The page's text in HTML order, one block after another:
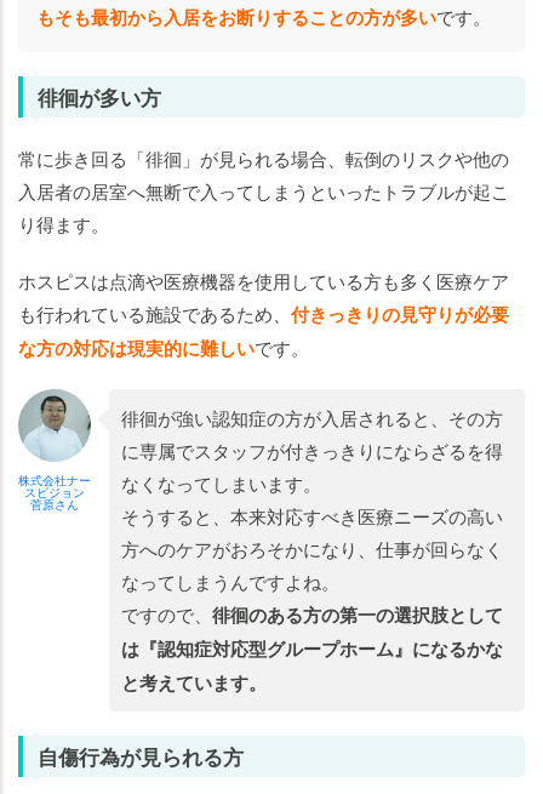
もそも最初から入居をお断りすることの方が多いです。
徘徊が多い方
常に歩き回る「徘徊」が見られる場合、転倒のリスクや他の
入居者の居室へ無断で入ってしまうといったトラブルが起こ
り得ます。
ホスピスは点滴や医療機器を使用している方も多く医療ケア
も行われている施設であるため、 付きっきりの見守りが必要
な方の対応は現実的に難しいです。
株式会社ナー
スビジョン
菅原さん
徘徊が強い認知症の方が入居されると、その方
に専属でスタッフが付きっきりにならざるを得
なくなってしまいます。
そうすると、本来対応すべき医療ニーズの高い
方へのケアがおろそかになり、仕事が回らなく
なってしまうんですよね。
ですので、 徘徊のある方の第一の選択肢として
は『認知症対応型グループホーム』になるかな
と考えています。
自傷行為が見られる方